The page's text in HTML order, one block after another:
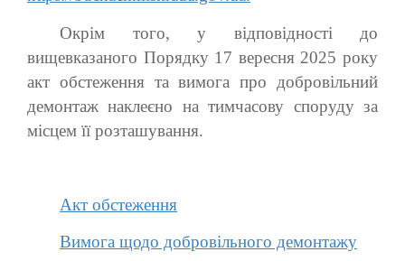
Окрім того, у відповідності до
вищевказаного Порядку 17 вересня 2025 року
акт обстеження та вимога про добровільний
демонтаж наклеєно на тимчасову споруду за
місцем її розташування.
Акт обстеження
Вимога щодо добровільного демонтажу